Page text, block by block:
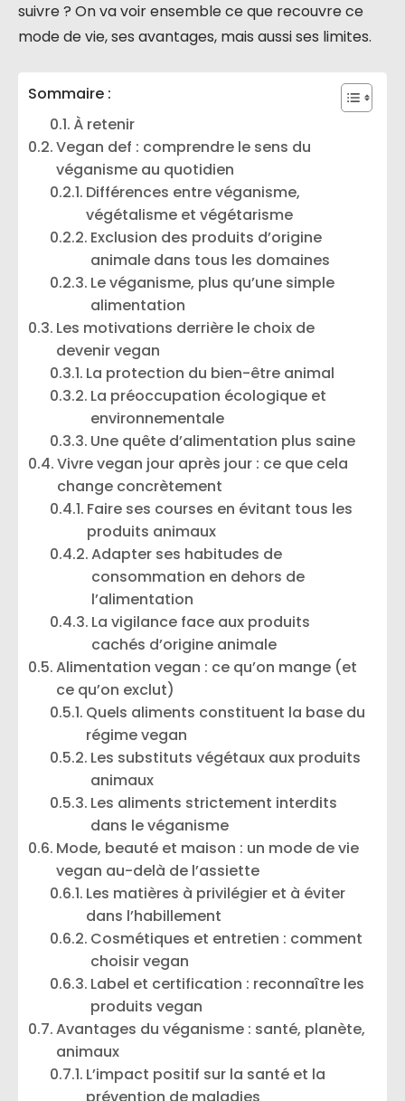
suivre ? On va voir ensemble ce que recouvre ce
mode de vie, ses avantages, mais aussi ses limites.
Sommaire :
À retenir
Vegan def : comprendre le sens du
véganisme au quotidien
Différences entre véganisme,
végétalisme et végétarisme
Exclusion des produits d’origine
animale dans tous les domaines
Le véganisme, plus qu’une simple
alimentation
Les motivations derrière le choix de
devenir vegan
La protection du bien-être animal
La préoccupation écologique et
environnementale
Une quête d’alimentation plus saine
Vivre vegan jour après jour : ce que cela
change concrètement
Faire ses courses en évitant tous les
produits animaux
Adapter ses habitudes de
consommation en dehors de
l’alimentation
La vigilance face aux produits
cachés d’origine animale
Alimentation vegan : ce qu’on mange (et
ce qu’on exclut)
Quels aliments constituent la base du
régime vegan
Les substituts végétaux aux produits
animaux
Les aliments strictement interdits
dans le véganisme
Mode, beauté et maison : un mode de vie
vegan au-delà de l’assiette
Les matières à privilégier et à éviter
dans l’habillement
Cosmétiques et entretien : comment
choisir vegan
Label et certification : reconnaître les
produits vegan
Avantages du véganisme : santé, planète,
animaux
L’impact positif sur la santé et la